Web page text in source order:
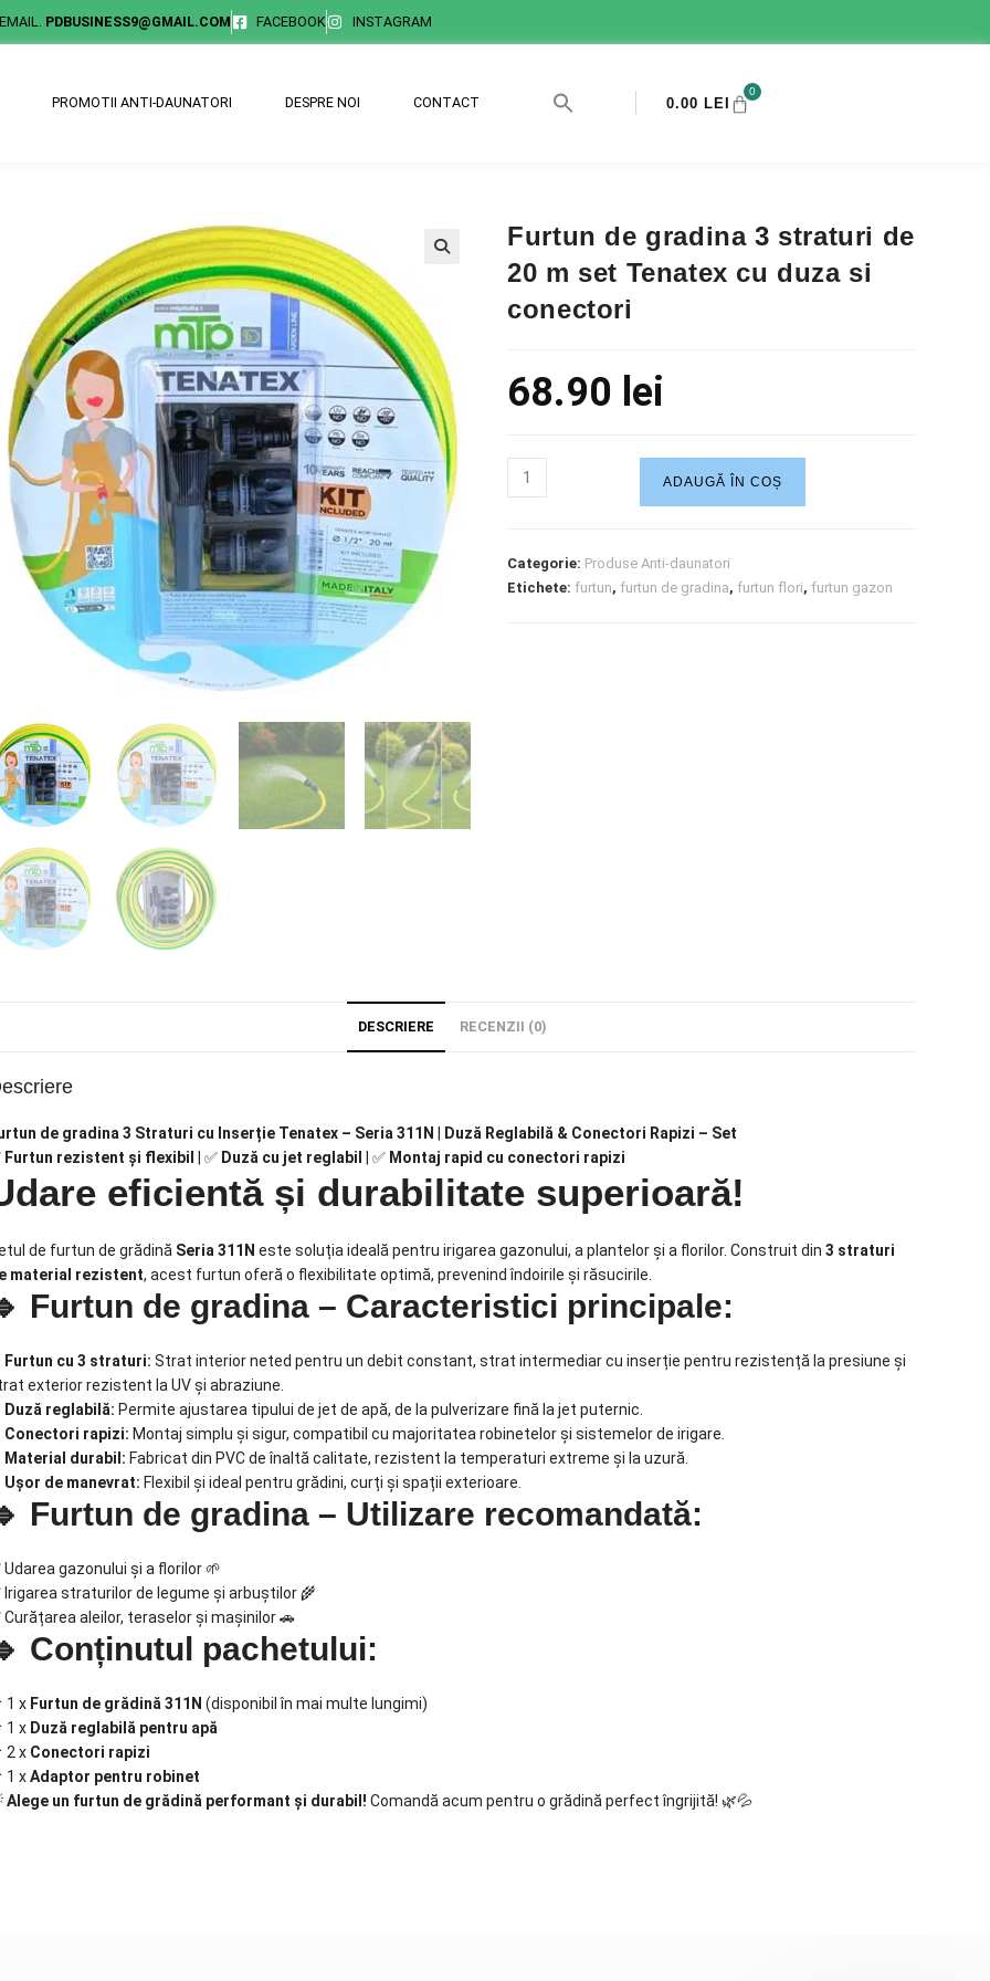
EMAIL. PDBUSINESS9@GMAIL.COM FACEBOOK INSTAGRAM
PROMOTII ANTI-DAUNATORI DESPRE NOI CONTACT 0.00 LEI
0
Furtun de gradina 3 straturi de
20 m set Tenatex cu duza si
conectori
68.90 lei
ADAUGĂ ÎN COȘ
Categorie: Produse Anti-daunatori
Etichete: furtun, furtun de gradina, furtun flori, furtun gazon
DESCRIERE RECENZII (0)
de gradina 3 Straturi cu Inserție Tenatex – Seria 311N
Duză Reglabilă & Conectori Rapizi – Set
Furtun rezistent și flexibil | ✅ Duză cu jet reglabil | ✅ Montaj rapid cu conectori rapizi
eficientă și durabilitate superioară!
de furtun de grădină Seria 311N este soluția ideală pentru irigarea gazonului, a plantelor și a florilor. Construit din 3 straturi
material rezistent, acest furtun oferă o flexibilitate optimă, prevenind îndoirile și răsucirile.
Furtun de gradina – Caracteristici principale:
Furtun cu 3 straturi: Strat interior neted pentru un debit constant, strat intermediar cu inserție pentru rezistență la presiune și
exterior rezistent la UV și abraziune.
Duză reglabilă: Permite ajustarea tipului de jet de apă, de la pulverizare fină la jet puternic.
Conectori rapizi: Montaj simplu și sigur, compatibil cu majoritatea robinetelor și sistemelor de irigare.
Material durabil: Fabricat din PVC de înaltă calitate, rezistent la temperaturi extreme și la uzură.
Ușor de manevrat: Flexibil și ideal pentru grădini, curți și spații exterioare.
Furtun de gradina – Utilizare recomandată:
Udarea gazonului și a florilor 🌱
Irigarea straturilor de legume și arbuștilor 🌾
Curățarea aleilor, teraselor și mașinilor 🚗
Conținutul pachetului:
1 x Furtun de grădină 311N (disponibil în mai multe lungimi)
1 x Duză reglabilă pentru apă
2 x Conectori rapizi
1 xAdaptor pentru robinet
Alege un furtun de grădină performant și durabil! Comandă acum pentru o grădină perfect îngrijită! 🌿💦